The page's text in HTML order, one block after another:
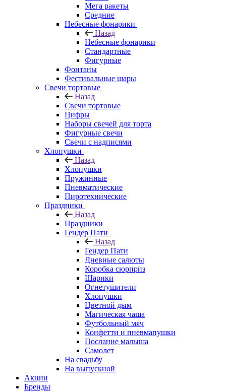
Мега ракеты
Средние
Небесные фонарики
Назад
Небесные фонарики
Стандартные
Фигурные
Фонтаны
Фестивальные шары
Свечи тортовые
Назад
Свечи тортовые
Цифры
Наборы свечей для торта
Фигурные свечи
Свечи с надписями
Хлопушки
Назад
Хлопушки
Пружинные
Пневматические
Пиротехнические
Праздники
Назад
Праздники
Гендер Пати
Назад
Гендер Пати
Дневные салюты
Коробка сюрприз
Шарики
Огнетушители
Хлопушки
Цветной дым
Магическая чаша
Футбольный мяч
Конфетти и пневмапушки
Послание малыша
Самолет
На свадьбу
На выпускной
Акции
Бренды